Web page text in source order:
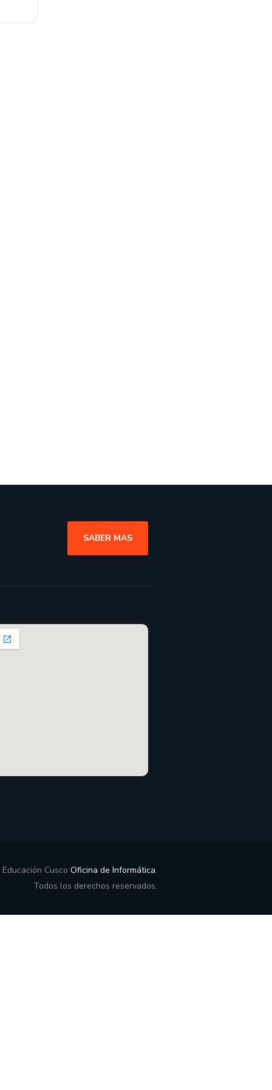
SABER MAS
Cusco Oficina de Informática.
Todos los derechos reservados.